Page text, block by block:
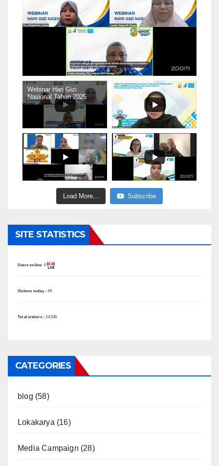
Webinar Hari Gizi
Nasional Tahun 2025
Load More... Subscribe
SITE STATISTICS
Users online: 0
Visitors today :49
Total visitors :24,530
CATEGORIES
blog (58)
Lokakarya (16)
Media Campaign (28)